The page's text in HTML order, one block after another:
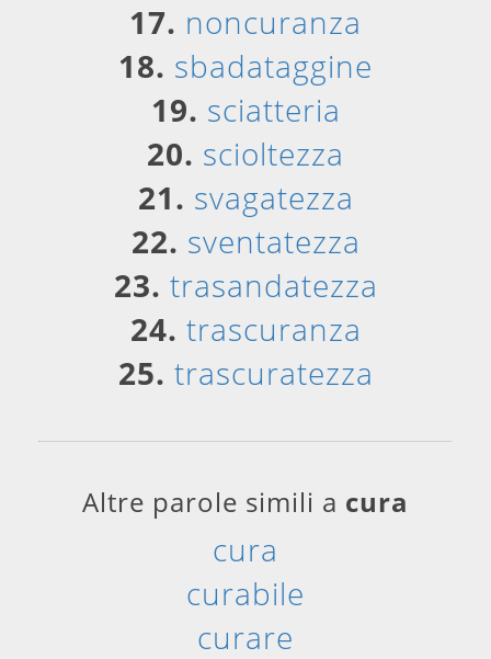
17. noncuranza
18. sbadataggine
19. sciatteria
20. scioltezza
21. svagatezza
22. sventatezza
23. trasandatezza
24. trascuranza
25. trascuratezza
Altre parole simili a cura
cura
curabile
curare